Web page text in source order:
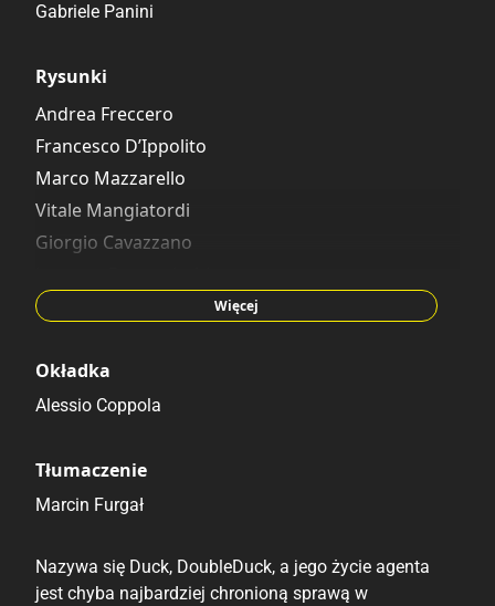
Gabriele Panini
Rysunki
Andrea Freccero
Francesco D’Ippolito
Marco Mazzarello
Vitale Mangiatordi
Giorgio Cavazzano
Corrado MastantuonoWięcej
Okładka
Alessio Coppola
Tłumaczenie
Marcin Furgał
Nazywa się Duck, DoubleDuck, a jego życie agenta
jest chyba najbardziej chronioną sprawą w